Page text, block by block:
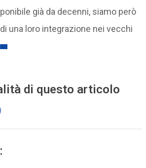
già da decenni, siamo però
una loro integrazione nei vecchi
di questo articolo